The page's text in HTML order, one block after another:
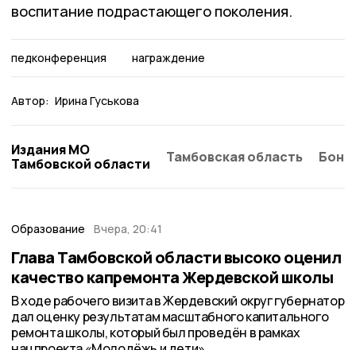
воспитание подрастающего поколения.
педконференция награждение
Автор: Ирина Гуськова
Издания МО
Тамбовской области
Тамбовская область
Образование Вчера, 20:41
Глава Тамбовской области высоко оценил
качество капремонта Жердевской школы
В ходе рабочего визита в Жердевский округ губернатор
дал оценку результатам масштабного капитального
ремонта школы, который был проведён в рамках